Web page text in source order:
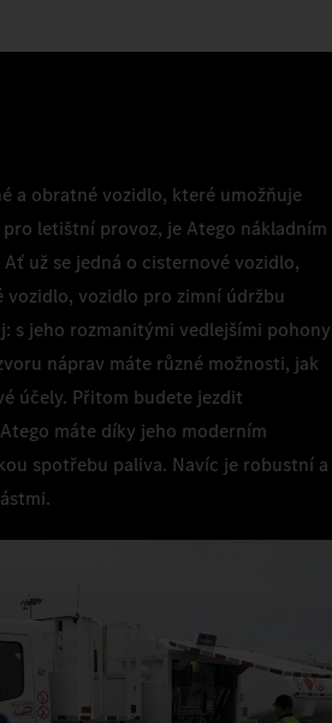
a obratné vozidlo, které umožňuje
letištní provoz, je Atego nákladním
už se jedná o cisternové vozidlo,
vozidlo, vozidlo pro zimní údržbu
s jeho rozmanitými vedlejšími pohony
náprav máte různé možnosti, jak
účely. Přitom budete jezdit
máte díky jeho moderním
spotřebu paliva. Navíc je robustní a